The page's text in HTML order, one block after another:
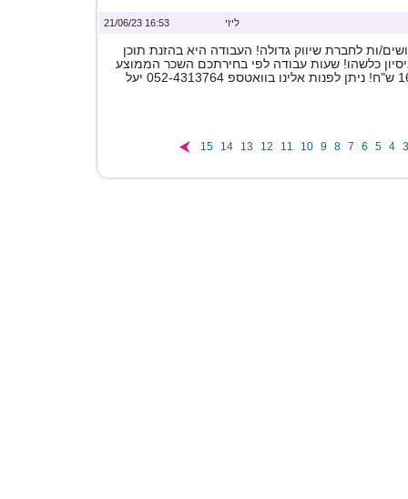
16:53 21/06/23 ליזי
ות לחברת שיווק גדולה! העבודה היא בהזנת תוכן
כלשהו! שעות עבודה לפי בחירתכם השכר הממוצע
3
4
5
6
7
8
9
10
11
12
13
14
15